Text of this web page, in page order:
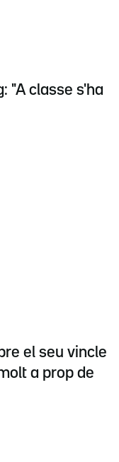
"A classe s'ha
el seu vincle
a prop de